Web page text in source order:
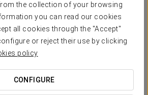
the collection of your browsing
you can read our cookies
all cookies through the "Accept"
or reject their use by clicking
policy
CONFIGURE
Vía Granada есть 37 фантастических
в двухместных номерах,
люкс и полулюксах. Все номера в
невероятный вид на город,
телевидением, бесплатным Wi-Fi,
принадлежностями, феном
УСЛУГИ